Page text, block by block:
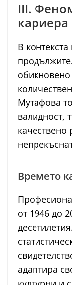
III.
кариера
В
обикновено
Мутафова
валидност,
качествено
Времето
от 1946 до
адаптира